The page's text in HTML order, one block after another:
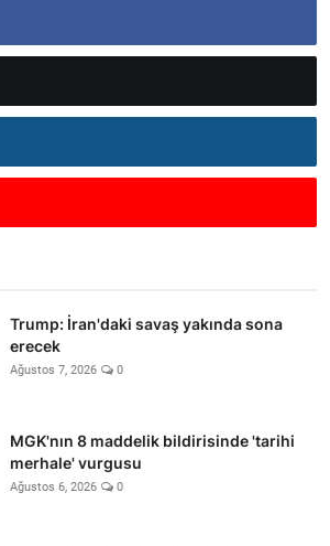
Trump: İran'daki savaş yakında sona
erecek
Ağustos 7, 2026 0
MGK'nın 8 maddelik bildirisinde 'tarihi
merhale' vurgusu
Ağustos 6, 2026 0